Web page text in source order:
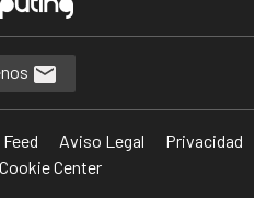
Aviso Legal
Privacidad
Cookie Center